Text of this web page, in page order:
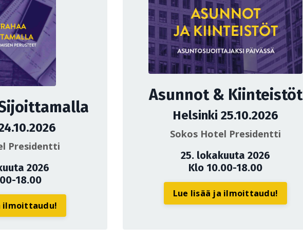
Presidentti
2026
18.00
ilmoittaudu!
Asunnot & Kiinteistöt
Helsinki 25.10.2026
Sokos Hotel Presidentti
25. lokakuuta 2026
Klo 10.00-18.00
Lue lisää ja ilmoittaudu!